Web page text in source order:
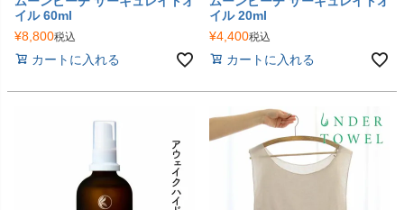
イル 60ml
¥8,800税込
カートに入れる
イル 20ml
¥4,400税込
カートに入れる